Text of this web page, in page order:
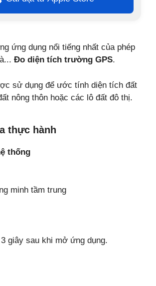
ứng dụng nổi tiếng nhất của phép
Đo diện tích trường GPS.
sử dụng để ước tính diện tích đất
nông thôn hoặc các lô đất đô thị.
thực hành
thống
minh tầm trung
giây sau khi mở ứng dụng.